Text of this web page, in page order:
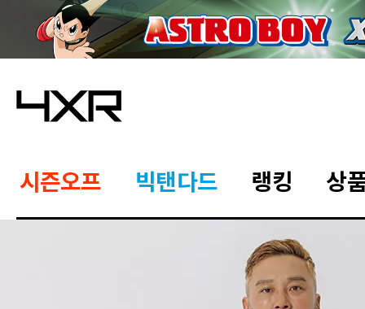
시즌오프 빅탠다드 랭킹 상